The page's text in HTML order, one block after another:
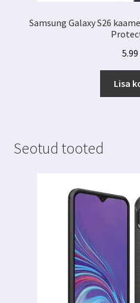
Samsung Galaxy S26
5.99
Lisa
Seotud tooted